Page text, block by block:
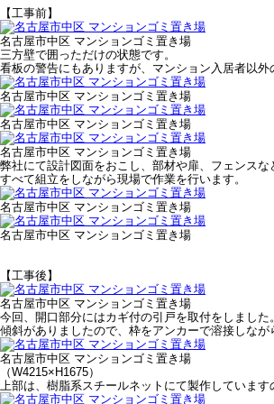
【工事前】
名古屋市中区 マンションゴミ置き場
三方壁で囲っただけの状態です。
看板の警告にもありますが、マンション入居者以
名古屋市中区 マンションゴミ置き場
名古屋市中区 マンションゴミ置き場
名古屋市中区 マンションゴミ置き場
弊社にて設計図面をおこし、部材や扉、フェンスな
すべて組立をしながら現場で作業を行います。
名古屋市中区 マンションゴミ置き場
名古屋市中区 マンションゴミ置き場
【工事後】
名古屋市中区 マンションゴミ置き場
今回、開口部分にはカギ付の引戸を取付をしました。
傾斜がありましたので、枠をアンカーで溶接しな
名古屋市中区 マンションゴミ置き場
（W4215×H1675）
上部は、樹脂系スチールネットにて製作しています